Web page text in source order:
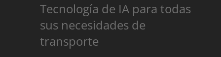
Tecnología de IA para todas
sus necesidades de
transporte